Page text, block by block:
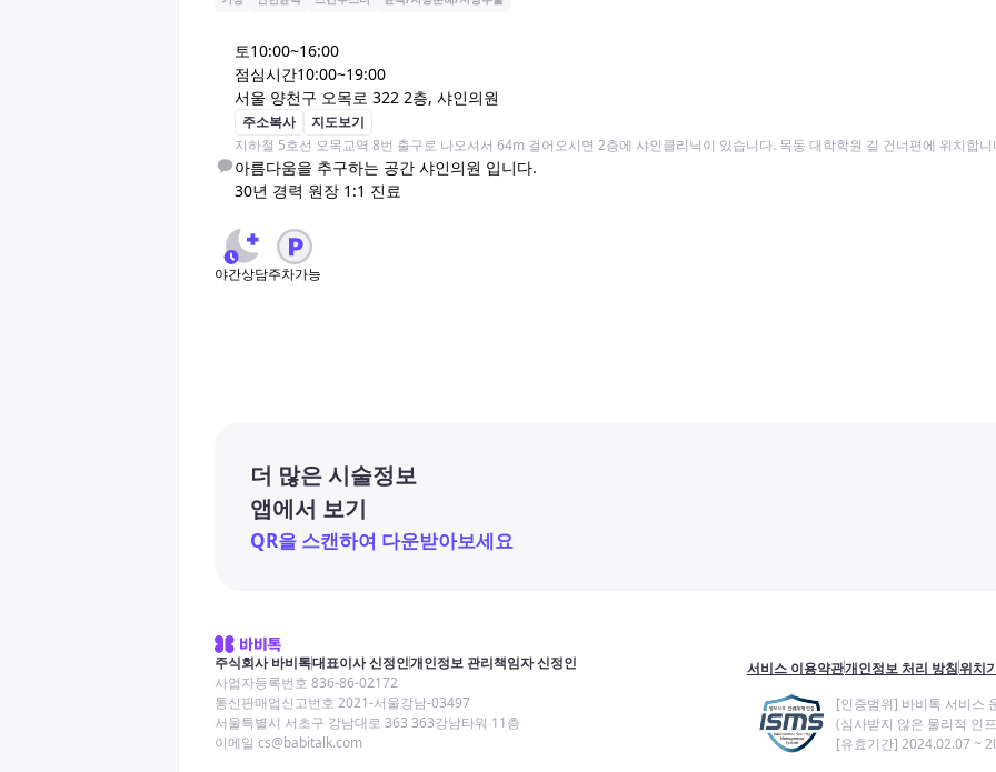
토10:00~16:00
점심시간10:00~19:00
서울 양천구 오목로 322 2층, 샤인의원
주소복사
지도보기
지하철 5호선 오목교역 8번 출구로 나오셔서 64m 걸어오시면 2층에 샤인클리닉이 있습니다. 목동 대학학원 길 건너편에 위치합니
아름다움을 추구하는 공간 샤인의원 입니다.
30년 경력 원장 1:1 진료
야간상담주차가능
더 많은 시술정보
앱에서 보기
QR을 스캔하여 다운받아보세요
주식회사 바비톡대표이사 신정인개인정보 관리책임자 신정인
사업자등록번호 836-86-02172
통신판매업신고번호 2021-서울강남-03497
서울특별시 서초구 강남대로 363 363강남타워 11층
이메일 cs@babitalk.com
서비스 이용약관개인정보 처리 방침위치
[인증범위] 바비톡 서비스
(심사받지 않은 물리적 인
[유효기간] 2024.02.07 ~